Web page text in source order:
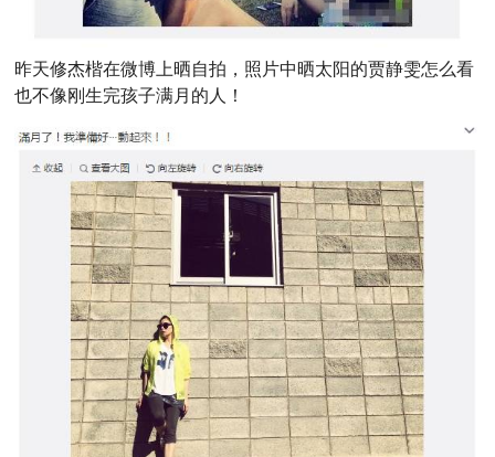
昨天修杰楷在微博上晒自拍，照片中晒太阳的贾静雯怎么看
也不像刚生完孩子满月的人！